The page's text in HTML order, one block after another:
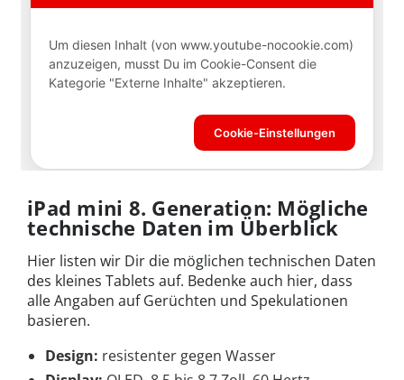
iPad mini 8. Generation: Mögliche
technische Daten im Überblick
Hier listen wir Dir die möglichen technischen Daten
des kleines Tablets auf. Bedenke auch hier, dass
alle Angaben auf Gerüchten und Spekulationen
basieren.
Design: resistenter gegen Wasser